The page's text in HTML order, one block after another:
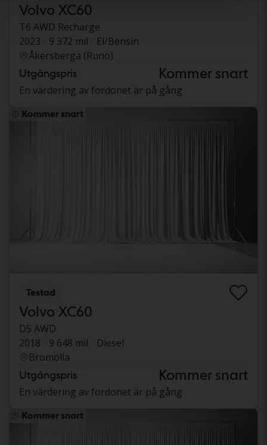
Volvo XC60
T6 AWD Recharge
2023
9 372 mil
El/Bensin
Åkersberga (Runö)
Utgångspris Kommer snart
En värdering av fordonet är på gång
Kommer snart
Testad
Volvo XC60
D5 AWD
2018
9 648 mil
Diesel
Bromölla
Utgångspris Kommer snart
En värdering av fordonet är på gång
Kommer snart